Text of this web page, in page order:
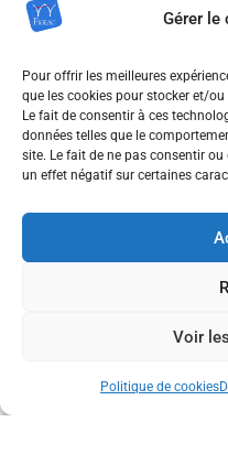
Gérer le
Pour offrir les meilleures
que les cookies pour stocker et/
Le fait de consentir à ces
données telles que le
site. Le fait de ne pas consentir
un effet négatif sur certaines
Voir
Politique de cookies
[ZOOM SUR LE
de la ville, nous vous
publications dédiées à la
[COULISSES : ÇA